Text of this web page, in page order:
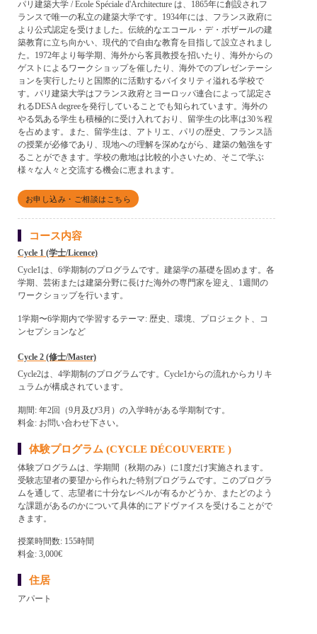
パリ建築大学 / École Spéciale d'Architecture は、1865年に創設されフ
ランスで唯一の私立の建築大学です。1934年には、フランス政府に
より公式認定を受けました。伝統的なエコール・デ・ボザールの建
築教育に立ち向かい、現代的で自由な教育を目指して設立されまし
た。1972年より毎学期、海外から客員教授を招いたり、海外からの
ゲストによるワークショップを催したり、海外でのプレゼンテーシ
ョンを実行したりと国際的に活動するバイタリティ溢れる学校で
す。パリ建築大学はフランス政府とヨーロッパ連合によって認定さ
れるDESA degreeを発行していることでも知られています。海外の
やる気ある学生も積極的に受け入れており、留学生の比率は30％程
を占めます。また、留学生は、アトリエ、パリの歴史、フランス語
の授業が必修であり、現地への理解を深めながら、建築の勉強をす
ることができます。学校の敷地は比較的小さいため、そこで学ぶ
様々な人々と交流する機会に恵まれます。
お申し込み・ご相談はこちら
コース内容
Cycle 1 (学士/Licence)
Cycle1は、6学期制のプログラムです。建築学の基礎を固めます。各
学期、芸術または建築分野に長けた海外の専門家を迎え、1週間の
ワークショップを行います。
1学期〜6学期内で学習するテーマ: 歴史、環境、プロジェクト、コ
ンセプションなど
Cycle 2 (修士/Master)
Cycle2は、4学期制のプログラムです。Cycle1からの流れからカリキ
ュラムが構成されています。
期間: 年2回（9月及び3月）の入学時がある学期制です。
料金: お問い合わせ下さい。
体験プログラム (CYCLE DÉCOUVERTE )
体験プログラムは、学期間（秋期のみ）に1度だけ実施されます。
受験志望者の要望から作られた特別プログラムです。このプログラ
ムを通して、志望者に十分なレベルが有るかどうか、またどのよう
な課題があるのかについて具体的にアドヴァイスを受けることがで
きます。
授業時間数: 155時間
料金: 3,000€
住居
アパート